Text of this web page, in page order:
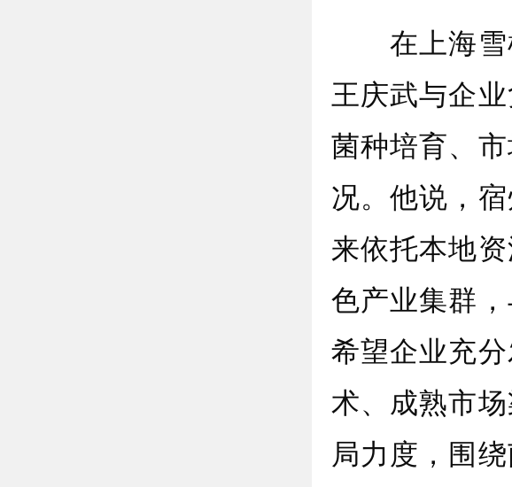
在上海雪
王庆武与企
菌种培育、
况。他说，
来依托本地
色产业集群，
希望企业充
术、成熟市
局力度，围